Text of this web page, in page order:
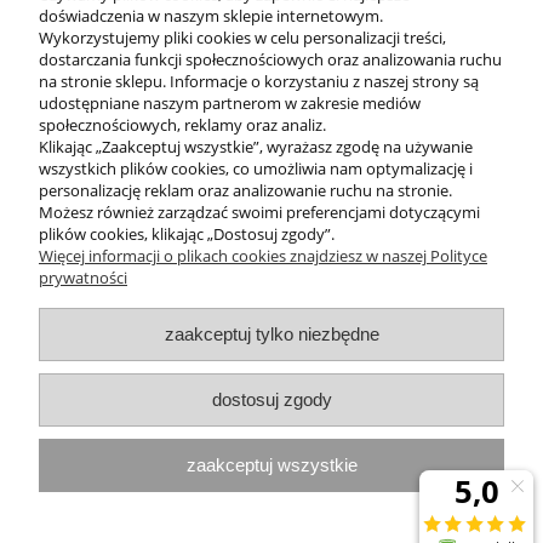
Patrycja
3 lipca 2026
Tonik dobrze oczyszcza cerę i daje uczucie świeżości. Przy mojej
problematycznej skórze sprawdza się szczególnie wieczorem
POMOC
INFORMACJE
ZAKUPY
MOJE KONTO
PROGRAMY PROMOCYJNE
InterPromo MARTA POPIELA-MOLEK NIP: 7341300379
doświadczenia w naszym sklepie internetowym.
Wykorzystujemy pliki cookies w celu personalizacji treści,
dostarczania funkcji społecznościowych oraz analizowania ruchu
na stronie sklepu. Informacje o korzystaniu z naszej strony są
udostępniane naszym partnerom w zakresie mediów
społecznościowych, reklamy oraz analiz.
Klikając „Zaakceptuj wszystkie”, wyrażasz zgodę na używanie
wszystkich plików cookies, co umożliwia nam optymalizację i
personalizację reklam oraz analizowanie ruchu na stronie.
Możesz również zarządzać swoimi preferencjami dotyczącymi
plików cookies, klikając „Dostosuj zgody”.
Więcej informacji o plikach cookies znajdziesz w naszej Polityce
prywatności
zaakceptuj tylko niezbędne
dostosuj zgody
zaakceptuj wszystkie